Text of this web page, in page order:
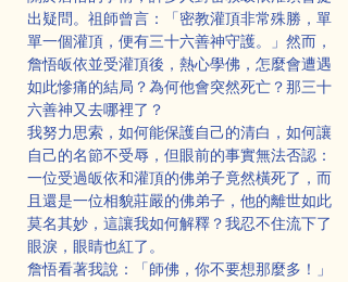
出疑問。祖師曾言：「密教灌頂非常殊勝，單
單一個灌頂，便有三十六善神守護。」然而，
詹悟皈依並受灌頂後，熱心學佛，怎麼會遭遇
如此慘痛的結局？為何他會突然死亡？那三十
六善神又去哪裡了？
我努力思索，如何能保護自己的清白，如何讓
自己的名節不受辱，但眼前的事實無法否認：
一位受過皈依和灌頂的佛弟子竟然橫死了，而
且還是一位相貌莊嚴的佛弟子，他的離世如此
莫名其妙，這讓我如何解釋？我忍不住流下了
眼淚，眼睛也紅了。
詹悟看著我說：「師佛，你不要想那麼多！」